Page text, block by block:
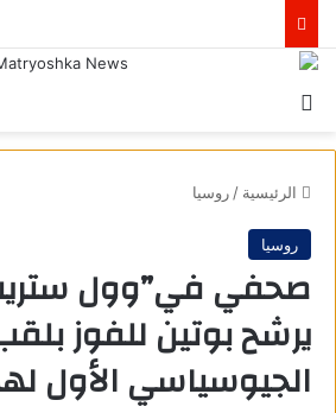
الرئيسية / روسيا
روسيا
صحفي في”وول
يرشح بوتين للفوز
الجيوسياسي الأول